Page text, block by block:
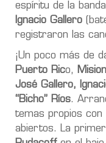
espíritu de la
Ignacio Gallero
registraron las
¡Un poco más de
Puerto Rico,
José Gallero,
“Bicho” Ríos.
temas propios con
abiertos. La